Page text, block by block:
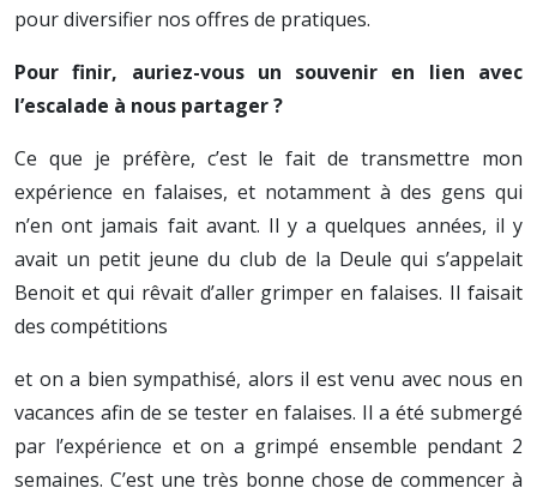
pour diversifier nos offres de pratiques.
Pour finir, auriez-vous un souvenir en lien avec
l’escalade à nous partager ?
Ce que je préfère, c’est le fait de transmettre mon
expérience en falaises, et notamment à des gens qui
n’en ont jamais fait avant. Il y a quelques années, il y
avait un petit jeune du club de la Deule qui s’appelait
Benoit et qui rêvait d’aller grimper en falaises. Il faisait
des compétitions
et on a bien sympathisé, alors il est venu avec nous en
vacances afin de se tester en falaises. Il a été submergé
par l’expérience et on a grimpé ensemble pendant 2
semaines. C’est une très bonne chose de commencer à